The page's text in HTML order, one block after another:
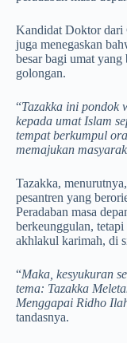
Kandidat Doktor dari
juga menegaskan
besar bagi umat
golongan.
“Tazakka ini pondok
kepada umat Islam
tempat berkumpul
memajukan
Tazakka,
pesantren yang
Peradaban masa
berkeunggulan,
akhlakul karimah, di
“Maka, kesyukuran
tema: Tazakka
Menggapai Ridho
tandasnya.